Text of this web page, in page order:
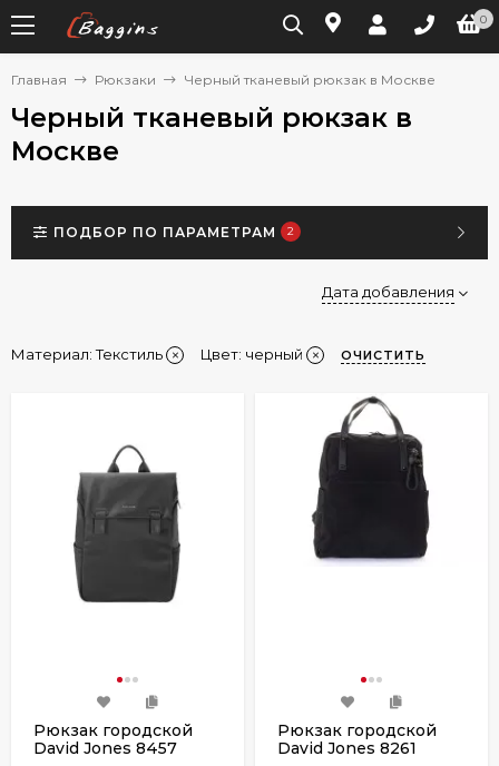
0
Главная Рюкзаки Черный тканевый рюкзак в Москве
Черный тканевый рюкзак в
Москве
ПОДБОР ПО ПАРАМЕТРАМ 2
Дата добавления
Материал:Текстиль Цвет: черный ОЧИСТИТЬ
Рюкзак городской
David Jones 8457
Рюкзак городской
David Jones 8261